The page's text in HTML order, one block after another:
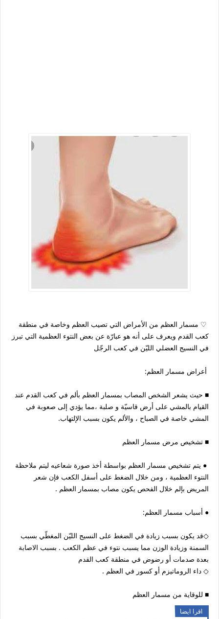
♡ مسمار العظم من الأمراض التي تصيب العظم وخاصة في منطقة
كعب القدم ويعرف على أنه هو عبارّة عن بعض النتوء العظمية التي تبرز
في النسيج العضلي الليّن في كعب الرجّل
أعراض مسمار العظم:
■ حيث يشعر الشخص المصاب بمسمار العظم بألم في كعب القدم عند
القيام بالمشي على أرض قاسيّة و صلبة ،مما يؤدي إلى صعوبة في
المشي خاصة في الصباح ، والألم يكون بسبب الإلتهاب.
■ تشخيص مرض مسمار العظم
● يتم تشخيص مسمار العظم بواسطة أخذ صورة شعاعيه ليتم ملاحظة
النتوء العظمية ، ومن خلال الضغط على أسفل الكعب فإن شعر
المريض بإلم خلال الفحص يكون مصاب بمسمار العظم .
● أسباب مسمار العظم:
◇قد يكون بسبب زيادة في الضغط على النسيج الليّن المغطّي بسبب
السمنة وزيادة الوزن مما يسبب نتوء في عظم الكعب . بسبب الاصابة
بعدة صدمات أو رضوض في منطقة كعب القدم
◇ داء الروماتيزم أو كسور في العظم .
■ للوقاية من مسمار العظم
اقرا ايضا